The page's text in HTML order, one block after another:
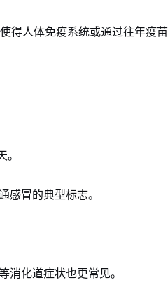
得人体免疫系统或通过往年疫
感冒的典型标志。
消化道症状也更常见。